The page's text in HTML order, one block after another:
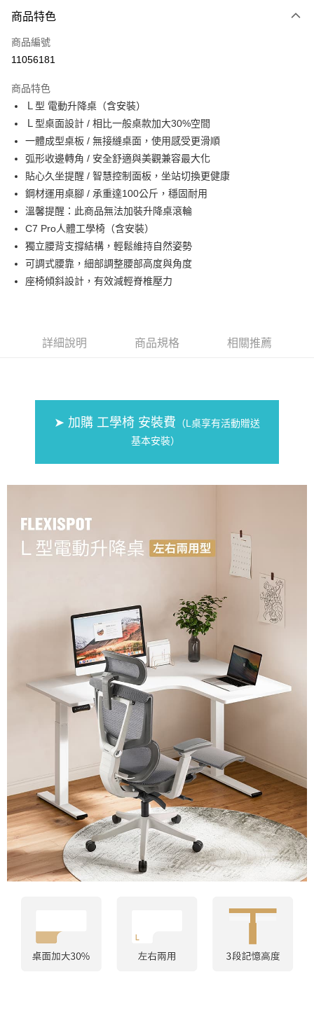
3 期 0 利率 每期
合作金庫商業銀行
上海商業儲蓄銀行
臺灣中小企業銀行
匯豐（台灣）商業銀行
聯邦商業銀行
遠東國際商業銀行
元大商業銀行
永豐商業銀行
玉山商業銀行
星展（台灣）商業銀行
台灣樂天信用卡公司
合作金庫商業銀行
上海商業儲蓄銀行
國泰世華商業銀行
匯豐（台灣）商業銀行
華泰商業銀行
聯邦商業銀行
遠東國際商業銀行
元大商業銀行
永豐商業銀行
玉山商業銀行
星展（台灣）商業銀行
台新國際商業銀行
中國信託商業銀行
LINE Pay
Apple Pay
街口支付
Google Pay
ATM付款
運送方式
新竹物流-一般宅配
免運費
商品特色
商品編號
11056181
商品特色
Ｌ型 電動升降桌（含安裝）
Ｌ型桌面設計 / 相比一般桌款加大30%空間
一體成型桌板 / 無接縫桌面，使用感受更滑順
弧形收邊轉角 / 安全舒適與美觀兼容最大化
貼心久坐提醒 / 智慧控制面板，坐站切換更健康
鋼材運用桌腳 / 承重達100公斤，穩固耐用
溫馨提醒：此商品無法加裝升降桌滾輪
C7 Pro人體工學椅（含安裝）
獨立腰背支撐結構，輕鬆維持自然姿勢
可調式腰靠，細部調整腰部高度與角度
座椅傾斜設計，有效減輕脊椎壓力
詳細說明 商品規格 相關推薦
➤ 加購 工學椅 安裝費 （L桌享有活動贈送
基本安裝）